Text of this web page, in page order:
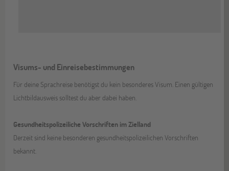
Visums- und Einreisebestimmungen
Für deine Sprachreise benötigst du kein besonderes Visum. Einen gültigen
Lichtbildausweis solltest du aber dabei haben.
Gesundheitspolizeiliche Vorschriften im Zielland
Derzeit sind keine besonderen gesundheitspolizeilichen Vorschriften
bekannt.